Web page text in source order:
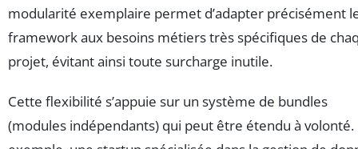
modularité exemplaire permet d’adapter précisément
framework aux besoins métiers très spécifiques de
projet, évitant ainsi toute surcharge inutile.
Cette flexibilité s’appuie sur un système de bundles
(modules indépendants) qui peut être étendu à volonté.